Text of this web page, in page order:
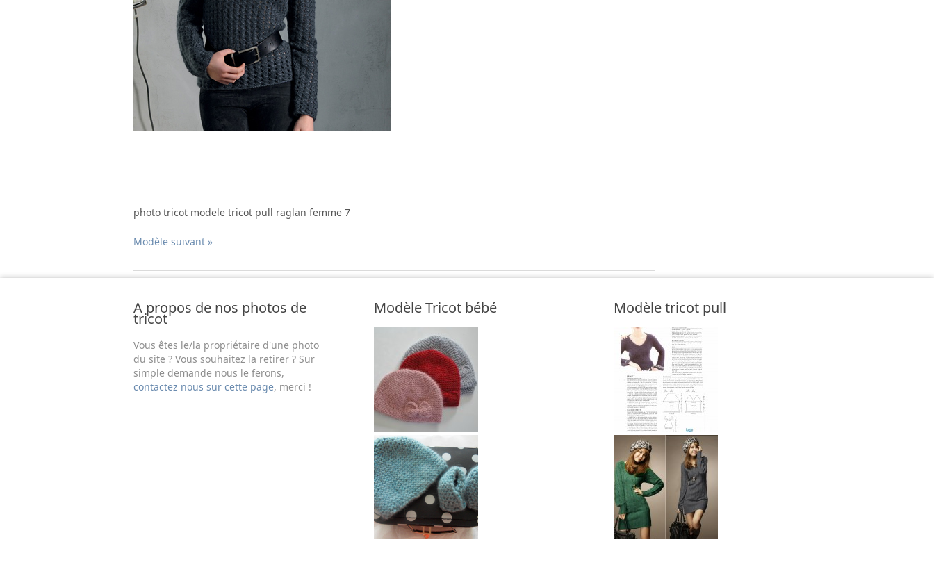
photo tricot modele tricot pull raglan femme 7
Modèle suivant »
A propos de nos photos de
tricot
Vous êtes le/la propriétaire d'une photo
du site ? Vous souhaitez la retirer ? Sur
simple demande nous le ferons,
contactez nous sur cette page, merci !
Modèle Tricot bébé Modèle tricot pull